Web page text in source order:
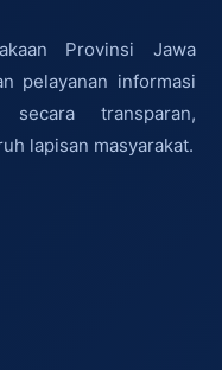
Provinsi Jawa
pelayanan informasi
transparan,
lapisan masyarakat.